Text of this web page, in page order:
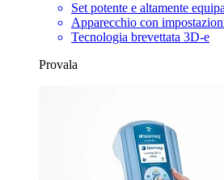
Set potente e altamente
Apparecchio con
Tecnologia brevettata 3D-e
Provala